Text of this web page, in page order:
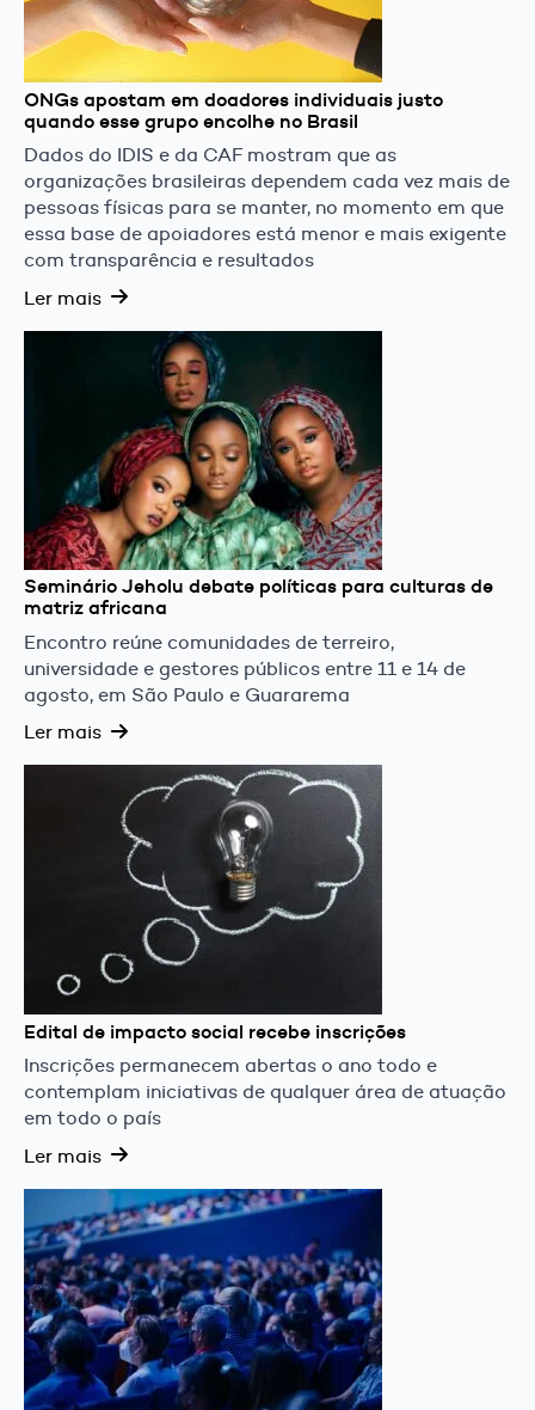
ONGs apostam em doadores individuais justo
quando esse grupo encolhe no Brasil
Dados do IDIS e da CAF mostram que as
organizações brasileiras dependem cada vez mais de
pessoas físicas para se manter, no momento em que
essa base de apoiadores está menor e mais exigente
com transparência e resultados
Ler mais
Seminário Jeholu debate políticas para culturas de
matriz africana
Encontro reúne comunidades de terreiro,
universidade e gestores públicos entre 11 e 14 de
agosto, em São Paulo e Guararema
Ler mais
Edital de impacto social recebe inscrições
Inscrições permanecem abertas o ano todo e
contemplam iniciativas de qualquer área de atuação
em todo o país
Ler mais